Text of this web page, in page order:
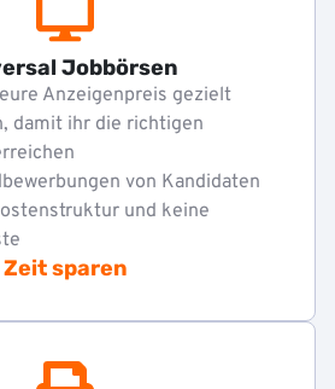
Jobbörsen
Anzeigenpreis gezielt
damit ihr die richtigen
von Kandidaten
und keine
Zeit sparen